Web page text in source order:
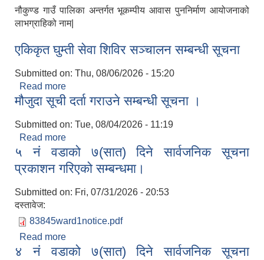
नौकुण्ड गाउँ पालिका अन्तर्गत भूकम्पीय आवास पुननिर्माण आयोजनाको
लाभग्राहिको नाम|
एकिकृत घुम्ती सेवा शिविर सञ्‍चालन सम्बन्धी सूचना
Submitted on: Thu, 08/06/2026 - 15:20
Read more
मौजुदा सूची दर्ता गराउने सम्बन्धी सूचना ।
Submitted on: Tue, 08/04/2026 - 11:19
Read more
५ नं वडाको ७(सात) दिने सार्वजनिक सूचना
प्रकाशन गरिएको सम्बन्धमा।
Submitted on: Fri, 07/31/2026 - 20:53
दस्तावेज:
83845ward1notice.pdf
Read more
गरिएको सम्बन्धमा।
४ नं वडाको ७(सात) दिने सार्वजनिक सूचना